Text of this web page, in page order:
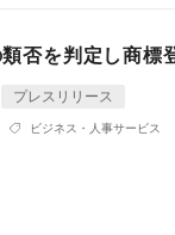
否を判定し商標
プレスリリース
ビジネス・人事サービス